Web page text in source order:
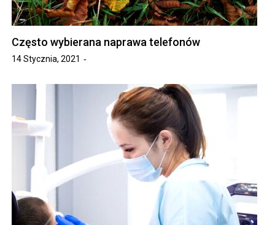
Często wybierana naprawa telefonów
14 Stycznia, 2021